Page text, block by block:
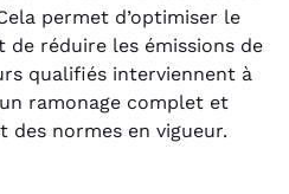
permet d’optimiser le
de réduire les émissions de
qualifiés interviennent à
ramonage complet et
des normes en vigueur.